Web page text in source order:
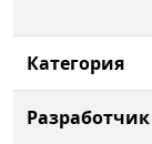
Категория
Разработчик